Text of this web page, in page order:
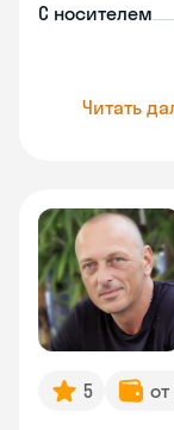
С носителем
Читать
5